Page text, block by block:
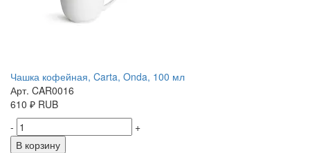
Чашка кофейная, Carta, Onda, 100 мл
Арт. CAR0016
610 ₽ RUB
-
+
В корзину